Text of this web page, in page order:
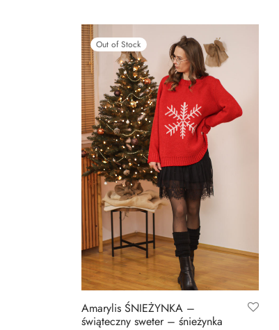
Out of Stock
Amarylis ŚNIEŻYNKA –
świąteczny sweter – śnieżynka